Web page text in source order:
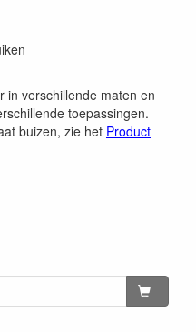
in verschillende maten en
toepassingen.
buizen, zie het Product